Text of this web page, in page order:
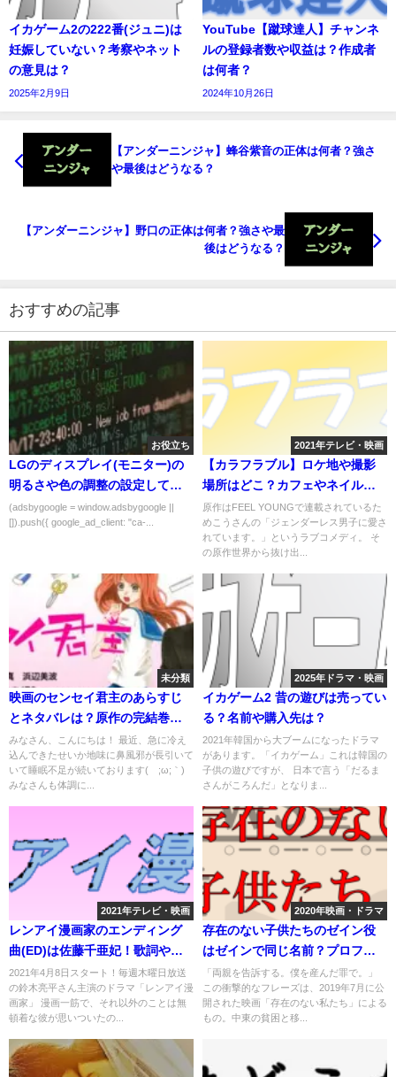
イカゲーム2の222番(ジュニ)は
妊娠していない？考察やネット
の意見は？
2025年2月9日
YouTube【蹴球達人】チャンネ
ルの登録者数や収益は？作成者
は何者？
2024年10月26日
【アンダーニンジャ】蜂谷紫音の正体は何者？強さ
や最後はどうなる？
【アンダーニンジャ】野口の正体は何者？強さや最
後はどうなる？
おすすめの記事
お役立ち
LGのディスプレイ(モニター)の
明るさや色の調整の設定してみ
た(体験談)
(adsbygoogle = window.adsbygoogle ||
[]).push({ google_ad_client: "ca-...
2021年テレビ・映画
【カラフラブル】ロケ地や撮影
場所はどこ？カフェやネイルサ
ロンなど
原作はFEEL YOUNGで連載されているた
めこうさんの「ジェンダーレス男子に愛さ
れています。」というラブコメディ。 そ
の原作世界から抜け出...
未分類
映画のセンセイ君主のあらすじ
とネタバレは？原作の完結巻で
の結末は？
みなさん、こんにちは！ 最近、急に冷え
込んできたせいか地味に鼻風邪が長引いて
いて睡眠不足が続いております(´;ω;｀)
みなさんも体調に...
2025年ドラマ・映画
イカゲーム2 昔の遊びは売ってい
る？名前や購入先は？
2021年韓国から大ブームになったドラマ
があります。「イカゲーム」これは韓国の
子供の遊びですが、 日本で言う「だるま
さんがころんだ」となりま...
2021年テレビ・映画
レンアイ漫画家のエンディング
曲(ED)は佐藤千亜妃！歌詞や配
信日は？
2021年4月8日スタート！毎週木曜日放送
の鈴木亮平さん主演のドラマ「レンアイ漫
画家」 漫画一筋で、それ以外のことは無
頓着な彼が思いついたの...
2020年映画・ドラマ
存在のない子供たちのゼイン役
はゼインで同じ名前？プロフィ
ールは？
「両親を告訴する。僕を産んだ罪で。」
この衝撃的なフレーズは、2019年7月に公
開された映画「存在のない私たち」による
もの。中東の貧困と移...